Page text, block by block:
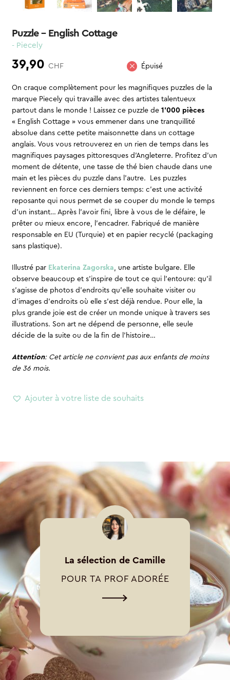
Puzzle – English Cottage
- Piecely
39,90 CHF Épuisé
On craque complètement pour les magnifiques puzzles de la
marque Piecely qui travaille avec des artistes talentueux
partout dans le monde ! Laissez ce puzzle de 1’000 pièces
« English Cottage » vous emmener dans une tranquillité
absolue dans cette petite maisonnette dans un cottage
anglais. Vous vous retrouverez en un rien de temps dans les
magnifiques paysages pittoresques d’Angleterre. Profitez d’un
moment de détente, une tasse de thé bien chaude dans une
main et les pièces du puzzle dans l’autre. Les puzzles
reviennent en force ces derniers temps: c’est une activité
reposante qui nous permet de se couper du monde le temps
d’un instant… Après l’avoir fini, libre à vous de le défaire, le
prêter ou mieux encore, l’encadrer. Fabriqué de manière
responsable en EU (Turquie) et en papier recyclé (packaging
sans plastique).
Illustré par Ekaterina Zagorska, une artiste bulgare. Elle
observe beaucoup et s’inspire de tout ce qui l’entoure: qu’il
s’agisse de photos d’endroits qu’elle souhaite visiter ou
d’images d’endroits où elle s’est déjà rendue. Pour elle, la
plus grande joie est de créer un monde unique à travers ses
illustrations. Son art ne dépend de personne, elle seule
décide de la suite ou de la fin de l’histoire…
Attention: Cet article ne convient pas aux enfants de moins
de 36 mois.
Ajouter à votre liste de souhaits
La sélection de Camille
POUR TA PROF ADORÉE